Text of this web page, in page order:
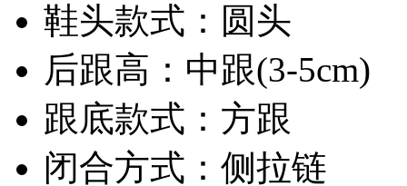
鞋头款式：圆头
后跟高：中跟(3-5cm)
跟底款式：方跟
闭合方式：侧拉链